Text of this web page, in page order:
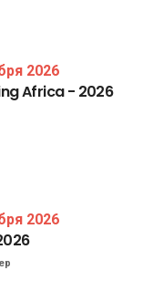
2026
Africa- 2026
2026